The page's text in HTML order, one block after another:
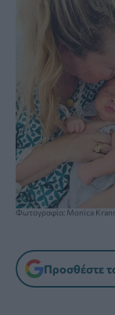
Φωτογραφία: Monica
Προσθέστε